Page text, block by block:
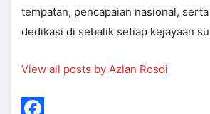
tempatan, pencapaian nasional,
dedikasi di sebalik setiap kejayaan
View all posts by Azlan Rosdi